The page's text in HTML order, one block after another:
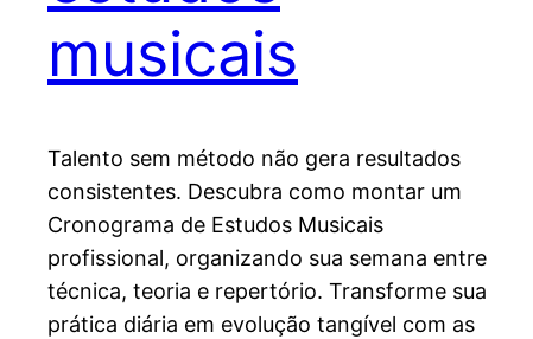
musicais
Talento sem método não gera resultados
consistentes. Descubra como montar um
Cronograma de Estudos Musicais
profissional, organizando sua semana entre
técnica, teoria e repertório. Transforme sua
prática diária em evolução tangível com as